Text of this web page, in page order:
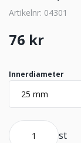
Artikelnr: 04301
76 kr
Innerdiameter
st